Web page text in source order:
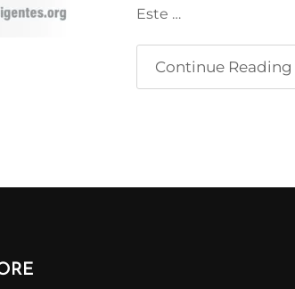
Este …
Continue Reading